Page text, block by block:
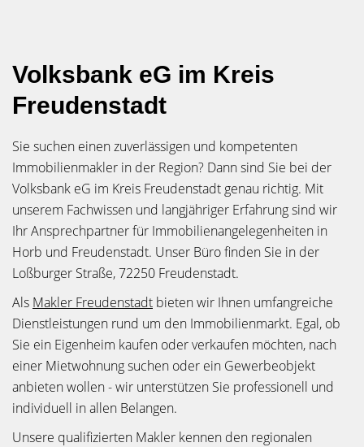
Volksbank eG im Kreis
Freudenstadt
Sie suchen einen zuverlässigen und kompetenten
Immobilienmakler in der Region? Dann sind Sie bei der
Volksbank eG im Kreis Freudenstadt genau richtig. Mit
unserem Fachwissen und langjähriger Erfahrung sind wir
Ihr Ansprechpartner für Immobilienangelegenheiten in
Horb und Freudenstadt. Unser Büro finden Sie in der
Loßburger Straße, 72250 Freudenstadt.
Als Makler Freudenstadt bieten wir Ihnen umfangreiche
Dienstleistungen rund um den Immobilienmarkt. Egal, ob
Sie ein Eigenheim kaufen oder verkaufen möchten, nach
einer Mietwohnung suchen oder ein Gewerbeobjekt
anbieten wollen - wir unterstützen Sie professionell und
individuell in allen Belangen.
Unsere qualifizierten Makler kennen den regionalen